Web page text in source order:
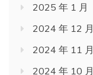
2025 年 1 月
2024 年 12 月
2024 年 11 月
2024 年 10 月